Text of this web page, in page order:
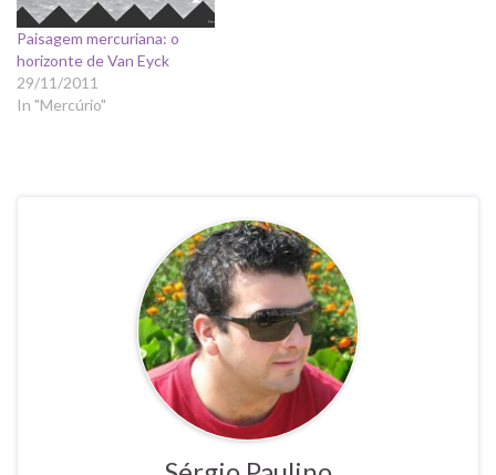
Paisagem mercuriana: o
horizonte de Van Eyck
29/11/2011
In "Mercúrio"